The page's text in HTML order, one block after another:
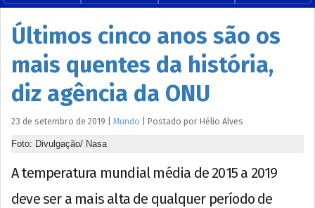
Últimos cinco anos são os
mais quentes da história,
diz agência da ONU
23 de setembro de 2019 Mundo Postado por Hélio Alves
Foto: Divulgação/ Nasa
A temperatura mundial média de 2015 a 2019
deve ser a mais alta de qualquer período de